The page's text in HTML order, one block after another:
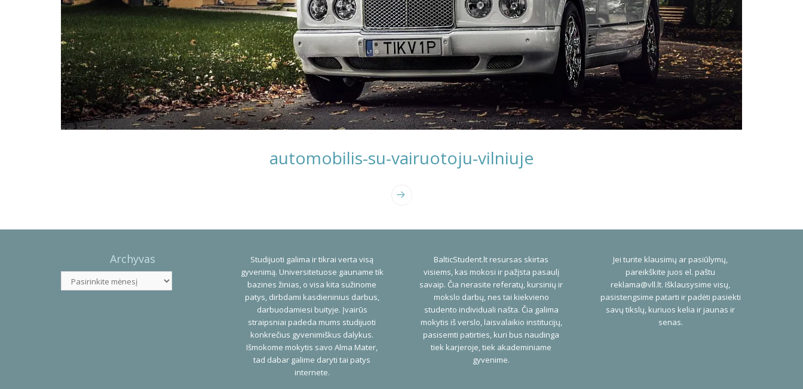
automobilis-su-vairuotoju-vilniuje
Archyvas
Archyvas
Studijuoti galima ir tikrai verta visą
gyvenimą. Universitetuose gauname tik
bazines žinias, o visa kita sužinome
patys, dirbdami kasdieninius darbus,
darbuodamiesi buityje. Įvairūs
straipsniai padeda mums studijuoti
konkrečius gyvenimiškus dalykus.
Išmokome mokytis savo Alma Mater,
tad dabar galime daryti tai patys
internete.
BalticStudent.lt resursas skirtas
visiems, kas mokosi ir pažįsta pasaulį
savaip. Čia nerasite referatų, kursinių ir
mokslo darbų, nes tai kiekvieno
studento individuali našta. Čia galima
mokytis iš verslo, laisvalaikio institucijų,
pasisemti patirties, kuri bus naudinga
tiek karjeroje, tiek akademiniame
gyvenime.
Jei turite klausimų ar pasiūlymų,
pareikškite juos el. paštu
reklama@vll.lt. Išklausysime visų,
pasistengsime patarti ir padėti pasiekti
savų tikslų, kuriuos kelia ir jaunas ir
senas.